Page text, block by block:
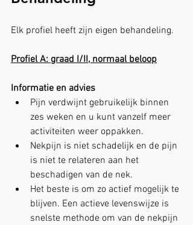
Elk profiel heeft zijn eigen behandeling.
Profiel A: graad I/II, normaal beloop
Informatie en advies
Pijn verdwijnt gebruikelijk binnen
zes weken en u kunt vanzelf meer
activiteiten weer oppakken.
Nekpijn is niet schadelijk en de pijn
is niet te relateren aan het
beschadigen van de nek.
Het beste is om zo actief mogelijk te
blijven. Een actieve levenswijze is
snelste methode om van de nekpijn